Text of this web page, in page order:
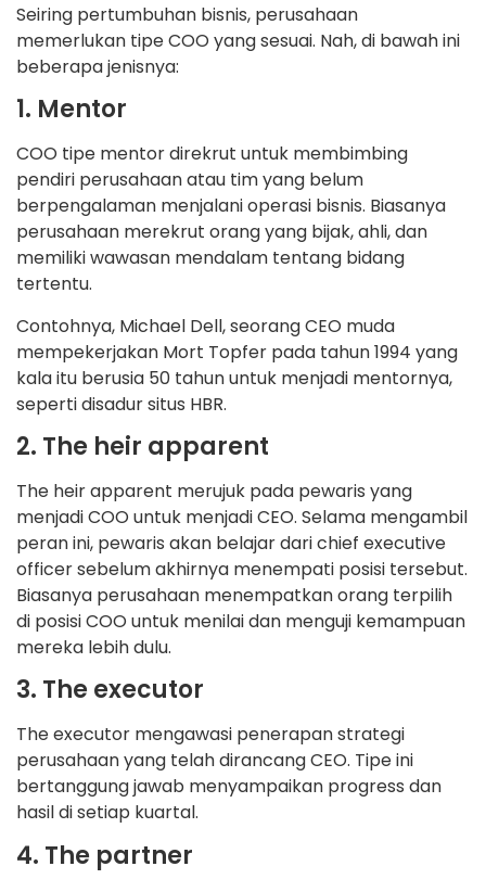
Seiring pertumbuhan bisnis, perusahaan
memerlukan tipe COO yang sesuai. Nah, di bawah ini
beberapa jenisnya:
1. Mentor
COO tipe mentor direkrut untuk membimbing
pendiri perusahaan atau tim yang belum
berpengalaman menjalani operasi bisnis. Biasanya
perusahaan merekrut orang yang bijak, ahli, dan
memiliki wawasan mendalam tentang bidang
tertentu.
Contohnya, Michael Dell, seorang CEO muda
mempekerjakan Mort Topfer pada tahun 1994 yang
kala itu berusia 50 tahun untuk menjadi mentornya,
seperti disadur situs HBR.
2. The heir apparent
The heir apparent merujuk pada pewaris yang
menjadi COO untuk menjadi CEO. Selama mengambil
peran ini, pewaris akan belajar dari chief executive
officer sebelum akhirnya menempati posisi tersebut.
Biasanya perusahaan menempatkan orang terpilih
di posisi COO untuk menilai dan menguji kemampuan
mereka lebih dulu.
3. The executor
The executor mengawasi penerapan strategi
perusahaan yang telah dirancang CEO. Tipe ini
bertanggung jawab menyampaikan progress dan
hasil di setiap kuartal.
4. The partner